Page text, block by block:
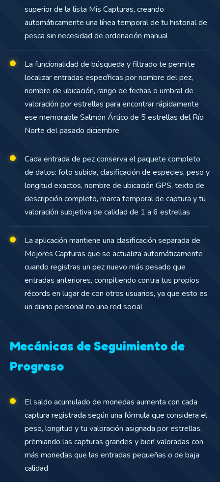
superior de la lista Mis Capturas, creando
automáticamente una línea temporal de tu historial de
pesca sin necesidad de ordenación manual
La funcionalidad de búsqueda y filtrado te permite
localizar entradas específicas por nombre del pez,
nombre de ubicación, rango de fechas o umbral de
valoración por estrellas para encontrar rápidamente
ese memorable Salmón Ártico de 5 estrellas del Río
Norte del pasado diciembre
Cada entrada de pez conserva el paquete completo
de datos: foto subida, clasificación de especies, peso y
longitud exactos, nombre de ubicación GPS, texto de
descripción completo, marca temporal de captura y tu
valoración subjetiva de calidad de 1 a 6 estrellas
La aplicación mantiene una clasificación separada de
Mejores Capturas que se actualiza automáticamente
cuando registras un pez nuevo más pesado que
entradas anteriores, compitiendo contra tus propios
récords en lugar de con otros usuarios, ya que esto es
un diario personal no una red social
Mecánicas de Seguimiento de
Progreso
El saldo acumulado de monedas aumenta con cada
captura registrada según una fórmula que considera el
peso, longitud y tu valoración asignada por estrellas,
premiando las capturas grandes y bien valoradas con
más monedas que las entradas pequeñas o de baja
calidad